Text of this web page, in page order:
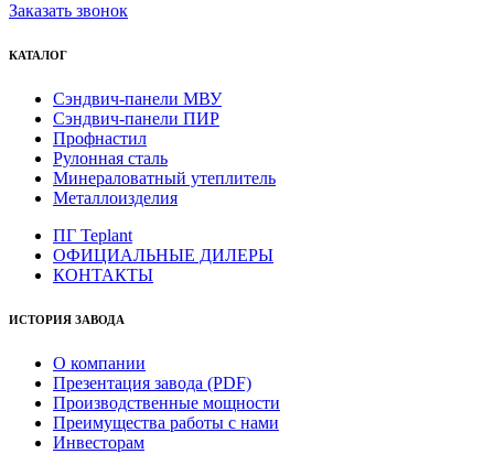
Заказать звонок
КАТАЛОГ
Сэндвич-панели МВУ
Сэндвич-панели ПИР
Профнастил
Рулонная сталь
Минераловатный утеплитель
Металлоизделия
ПГ Teplant
ОФИЦИАЛЬНЫЕ ДИЛЕРЫ
КОНТАКТЫ
ИСТОРИЯ ЗАВОДА
О компании
Презентация завода (PDF)
Производственные мощности
Преимущества работы с нами
Инвесторам